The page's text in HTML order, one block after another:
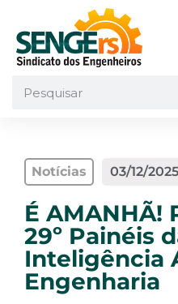
Notícias 03/12/2025
É AMANHÃ!
29º Painéis
Inteligência
Engenharia